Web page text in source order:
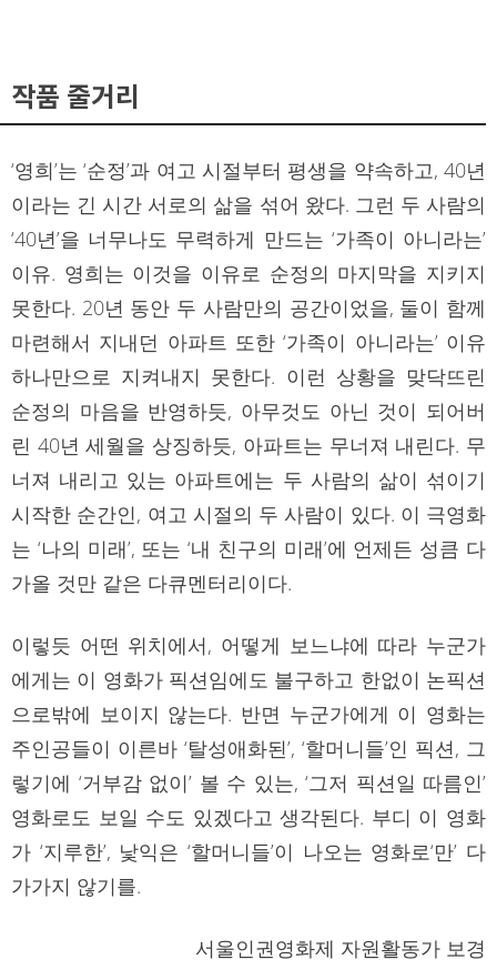
작품 줄거리
‘영희’는 ‘순정’과 여고 시절부터 평생을 약속하고, 40년
이라는 긴 시간 서로의 삶을 섞어 왔다. 그런 두 사람의
‘40년’을 너무나도 무력하게 만드는 ‘가족이 아니라는’
이유. 영희는 이것을 이유로 순정의 마지막을 지키지
못한다. 20년 동안 두 사람만의 공간이었을, 둘이 함께
마련해서 지내던 아파트 또한 ‘가족이 아니라는’ 이유
하나만으로 지켜내지 못한다. 이런 상황을 맞닥뜨린
순정의 마음을 반영하듯, 아무것도 아닌 것이 되어버
린 40년 세월을 상징하듯, 아파트는 무너져 내린다. 무
너져 내리고 있는 아파트에는 두 사람의 삶이 섞이기
시작한 순간인, 여고 시절의 두 사람이 있다. 이 극영화
는 ‘나의 미래’, 또는 ‘내 친구의 미래’에 언제든 성큼 다
가올 것만 같은 다큐멘터리이다.
이렇듯 어떤 위치에서, 어떻게 보느냐에 따라 누군가
에게는 이 영화가 픽션임에도 불구하고 한없이 논픽션
으로밖에 보이지 않는다. 반면 누군가에게 이 영화는
주인공들이 이른바 ‘탈성애화된’, ‘할머니들’인 픽션, 그
렇기에 ‘거부감 없이’ 볼 수 있는, ‘그저 픽션일 따름인’
영화로도 보일 수도 있겠다고 생각된다. 부디 이 영화
가 ‘지루한’, 낯익은 ‘할머니들’이 나오는 영화로‘만’ 다
가가지 않기를.
서울인권영화제 자원활동가 보경